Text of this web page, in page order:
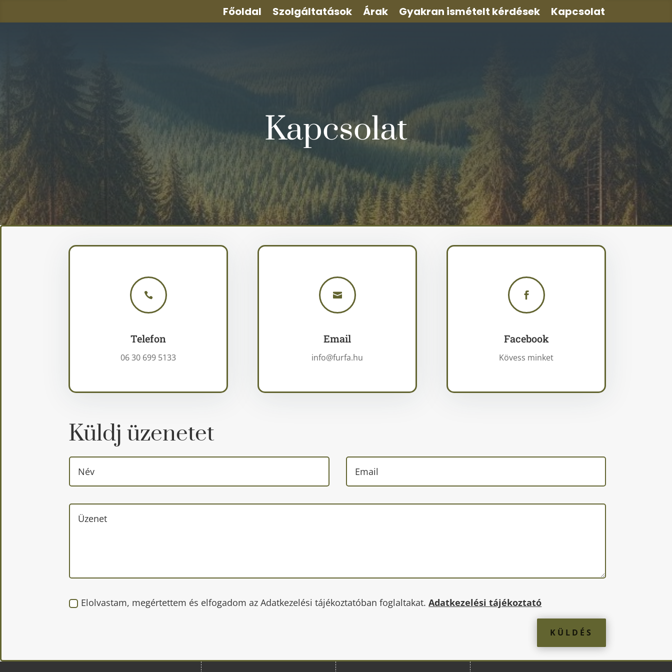
Főoldal Szolgáltatások Árak Gyakran ismételt kérdések Kapcsolat
Kapcsolat

Telefon
06 30 699 5133

Email
info@furfa.hu

Facebook
Kövess minket
Küldj üzenetet
Elolvastam, megértettem és elfogadom az Adatkezelési tájékoztatóban foglaltakat.Adatkezelési tájékoztató
KÜLDÉS